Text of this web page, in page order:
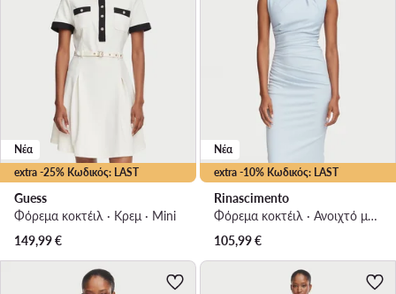
extra -25% Κωδικός: LAST
Νέα
Guess
Φόρεμα κοκτέιλ · Κρεμ · Mini
149,99€
extra -10% Κωδικός: LAST
Νέα
Rinascimento
Φόρεμα κοκτέιλ · Ανοιχτό μπλε · Midi
105,99€